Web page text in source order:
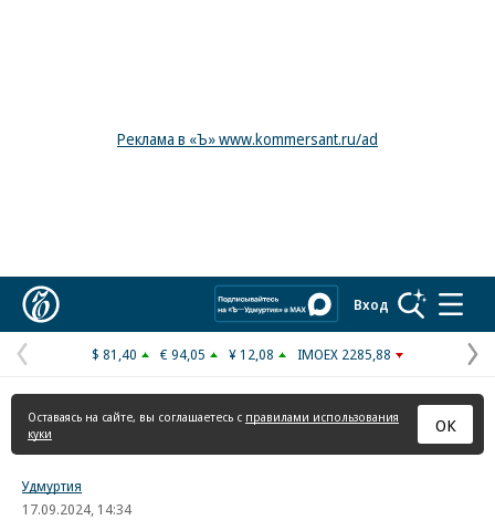
Реклама в «Ъ» www.kommersant.ru/ad
Вход
Предыдущая
страница
$ 81,40 € 94,05 ¥ 12,08 IMOEX 2285,88
Оставаясь на сайте, вы соглашаетесь с правилами использования
куки
ОК
Удмуртия
17.09.2024, 14:34